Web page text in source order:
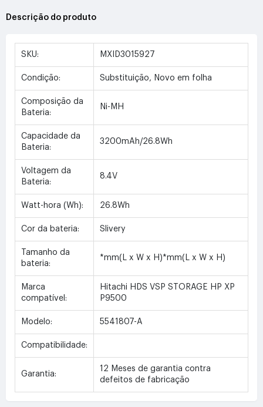
Descrição do produto
SKU: MXID3015927
Condição: Substituição, Novo em folha
Composição da
Bateria:
Ni-MH
Capacidade da
Bateria:
3200mAh/26.8Wh
Voltagem da
Bateria:
8.4V
Watt-hora (Wh): 26.8Wh
Cor da bateria: Slivery
Tamanho da
bateria:
*mm(L x W x H)*mm(L x W x H)
Marca
compatível:
Hitachi HDS VSP STORAGE HP XP
P9500
Modelo: 5541807-A
Compatibilidade:
Garantia:
12 Meses de garantia contra
defeitos de fabricação